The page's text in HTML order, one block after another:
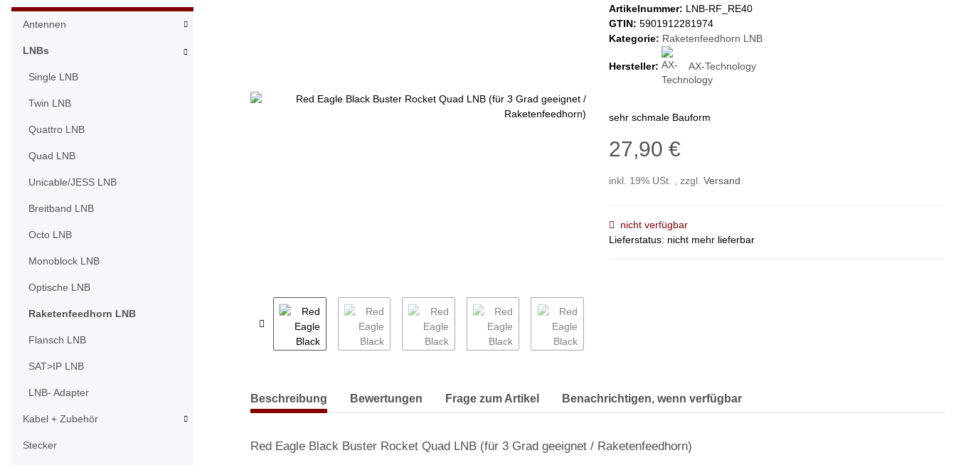
Artikelnummer: LNB-RF_RE40
GTIN: 5901912281974
Kategorie: Raketenfeedhorn LNB
Hersteller: AX-Technology
sehr schmale Bauform
27,90 €
inkl. 19% USt. , zzgl. Versand
nicht verfügbar
Lieferstatus: nicht mehr lieferbar
Beschreibung Bewertungen Frage zum Artikel Benachrichtigen, wenn verfügbar
Red Eagle Black Buster Rocket Quad LNB (für 3 Grad geeignet / Raketenfeedhorn)
Antennen
LNBs
Single LNB
Twin LNB
Quattro LNB
Quad LNB
Unicable/JESS LNB
Breitband LNB
Octo LNB
Monoblock LNB
Optische LNB
Raketenfeedhorn LNB
Flansch LNB
SAT>IP LNB
LNB- Adapter
Kabel + Zubehör
Stecker